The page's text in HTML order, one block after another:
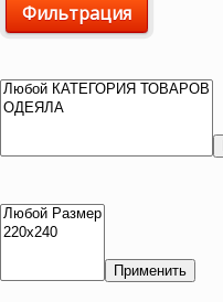
цена
Фильтрация
Применить